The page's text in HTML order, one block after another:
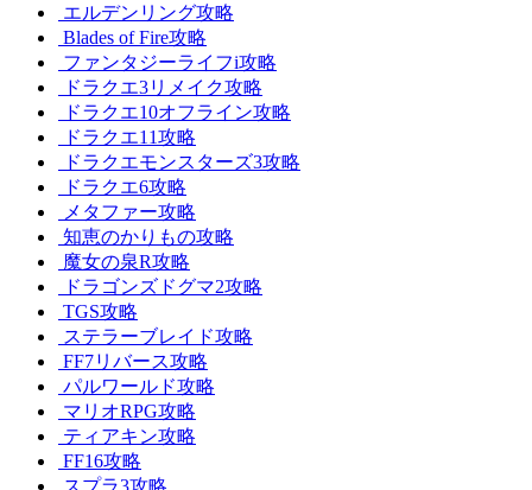
エルデンリング攻略
Blades of Fire攻略
ファンタジーライフi攻略
ドラクエ3リメイク攻略
ドラクエ10オフライン攻略
ドラクエ11攻略
ドラクエモンスターズ3攻略
ドラクエ6攻略
メタファー攻略
知恵のかりもの攻略
魔女の泉R攻略
ドラゴンズドグマ2攻略
TGS攻略
ステラーブレイド攻略
FF7リバース攻略
パルワールド攻略
マリオRPG攻略
ティアキン攻略
FF16攻略
スプラ3攻略